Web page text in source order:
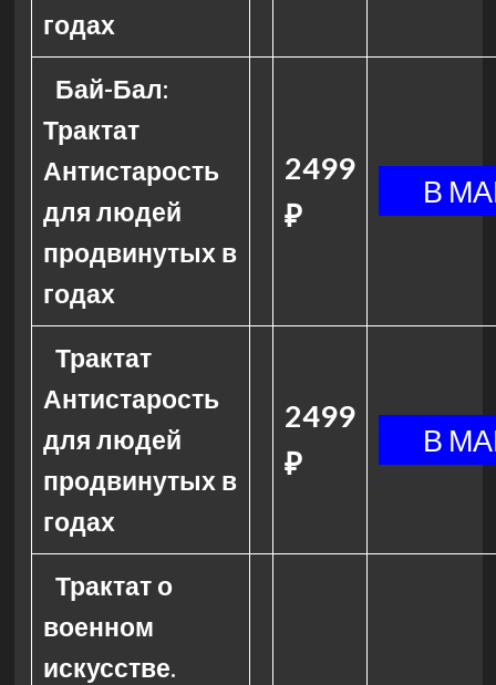
годах
Бай-Бал:
Трактат
Антистарость
для людей
продвинутых в
годах
2499
₽
Трактат
Антистарость
для людей
продвинутых в
годах
2499
₽
Трактат о
военном
искусстве.